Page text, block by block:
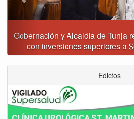
Gobernación y Alcaldía de Tunja
con inversiones superiores a
Edictos